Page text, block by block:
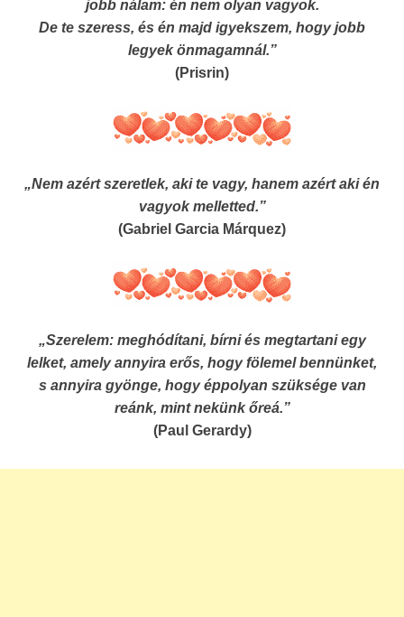
jobb nálam: én nem olyan vagyok.
De te szeress, és én majd igyekszem, hogy jobb
legyek önmagamnál.”
(Prisrin)
„Nem azért szeretlek, aki te vagy, hanem azért aki én
vagyok melletted.”
(Gabriel Garcia Márquez)
„Szerelem: meghódítani, bírni és megtartani egy
lelket, amely annyira erős, hogy fölemel bennünket,
s annyira gyönge, hogy éppolyan szüksége van
reánk, mint nekünk őreá.”
(Paul Gerardy)